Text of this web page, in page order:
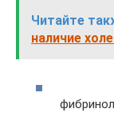
Читайте
наличие